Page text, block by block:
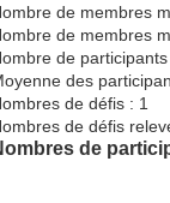
de membres
de membres
de participants
des
de défis : 1
de défis
de